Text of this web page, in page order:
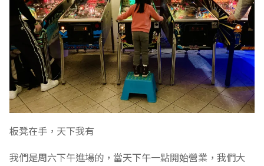
板凳在手，天下我有
我們是周六下午進場的，當天下午一點開始營業，我們大